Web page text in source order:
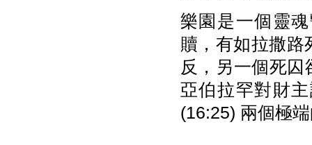
樂園是一個靈
贖，有如拉撒路
反，另一個死
亞伯拉罕對財
(16:25) 兩個極